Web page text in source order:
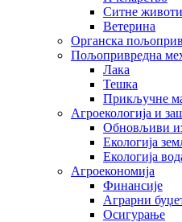
Ситне
Ветерина
Органска
Пољопривредна
Лака
Тешка
Прикључне
Агроекологија и
Обновљиви
Екологија
Екологија
Агроекономија
Финансије
Аграрни
Осигурање